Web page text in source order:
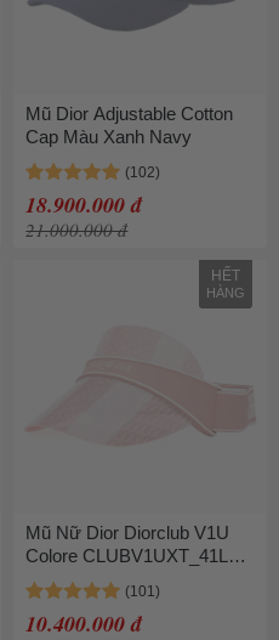
Mũ Dior Adjustable Cotton
Cap Màu Xanh Navy
18.900.000 đ
21.000.000 đ
HẾT
HÀNG
Mũ Nữ Dior Diorclub V1U
Colore CLUBV1UXT_41L8
Màu Hồng
10.400.000 đ